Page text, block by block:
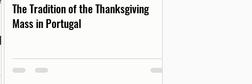
The Tradition of the Thanksgiving
Mass in Portugal